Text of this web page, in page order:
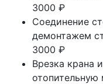
3000 ₽
Соединение
демонтажем
3000 ₽
Врезка крана
отопительную